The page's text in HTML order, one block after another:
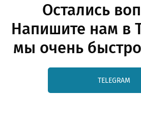
Остались
Напишите нам в
мы очень
TELEGRAM